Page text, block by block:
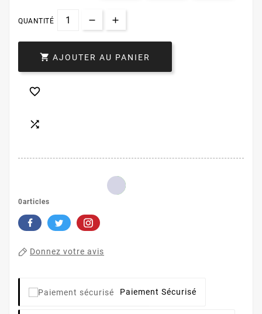
QUANTITÉ
 AJOUTER AU PANIER


0articles
Donnez votre avis
Paiement Sécurisé